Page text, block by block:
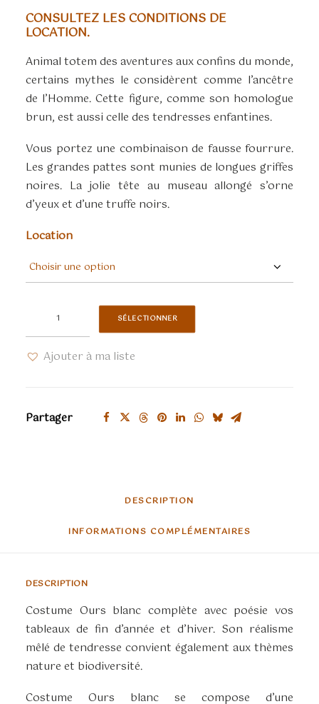
CONSULTEZ LES CONDITIONS DE
LOCATION.
Animal totem des aventures aux confins du monde,
certains mythes le considèrent comme l’ancêtre
de l’Homme. Cette figure, comme son homologue
brun, est aussi celle des tendresses enfantines.
Vous portez une combinaison de fausse fourrure.
Les grandes pattes sont munies de longues griffes
noires. La jolie tête au museau allongé s’orne
d’yeux et d’une truffe noirs.
Location
Ours
SÉLECTIONNER
Ajouter à ma liste
Partager
DESCRIPTION
INFORMATIONS COMPLÉMENTAIRES
DESCRIPTION
Costume Ours blanc complète avec poésie vos
tableaux de fin d’année et d’hiver. Son réalisme
mêlé de tendresse convient également aux thèmes
nature et biodiversité.
Costume Ours blanc se compose d’une